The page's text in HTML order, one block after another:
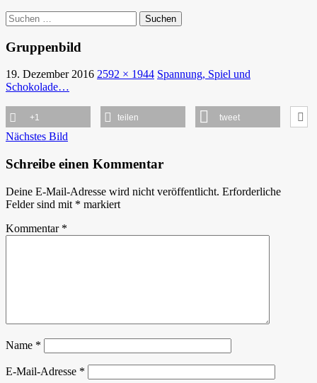
Suchen
nach:
Gruppenbild
19. Dezember 2016 2592 × 1944 Spannung, Spiel und
Schokolade…
+1 teilen tweet
Nächstes Bild
Schreibe einen Kommentar
Deine E-Mail-Adresse wird nicht veröffentlicht. Erforderliche
Felder sind mit * markiert
Kommentar *
Name *
E-Mail-Adresse *